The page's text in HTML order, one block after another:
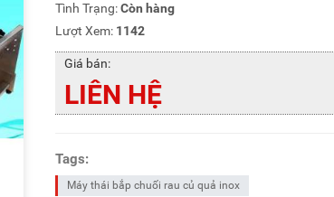
Tình Trạng:Còn hàng
Lượt Xem: 1142
Giá bán:
LIÊN HỆ
Tags:
Máy thái bắp chuối rau củ quả inox